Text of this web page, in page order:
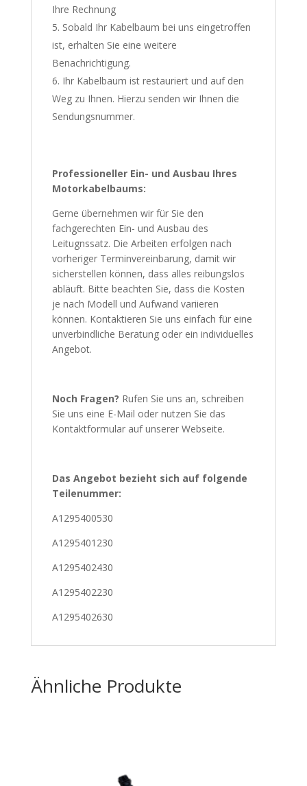
Ihre Rechnung
Sobald Ihr Kabelbaum bei uns eingetroffen
ist, erhalten Sie eine weitere
Benachrichtigung.
Ihr Kabelbaum ist restauriert und auf den
Weg zu Ihnen. Hierzu senden wir Ihnen die
Sendungsnummer.
Professioneller Ein- und Ausbau Ihres
Motorkabelbaums:
Gerne übernehmen wir für Sie den
fachgerechten Ein- und Ausbau des
Leitugnssatz. Die Arbeiten erfolgen nach
vorheriger Terminvereinbarung, damit wir
sicherstellen können, dass alles reibungslos
abläuft. Bitte beachten Sie, dass die Kosten
je nach Modell und Aufwand variieren
können. Kontaktieren Sie uns einfach für eine
unverbindliche Beratung oder ein individuelles
Angebot.
Noch Fragen? Rufen Sie uns an, schreiben
Sie uns eine E-Mail oder nutzen Sie das
Kontaktformular auf unserer Webseite.
Das Angebot bezieht sich auf folgende
Teilenummer:
A1295400530
A1295401230
A1295402430
A1295402230
A1295402630
Ähnliche Produkte